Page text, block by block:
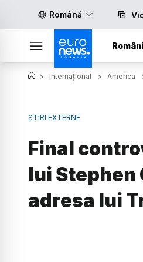
Română
> Internațional > America
ȘTIRI EXTERNE
Final
lui
adresa lui